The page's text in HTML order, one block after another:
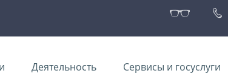
Деятельность Сервисы и госуслуги